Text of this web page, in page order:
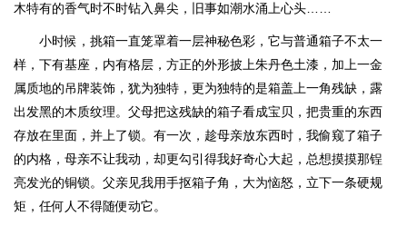
木特有的香气时不时钻入鼻尖，旧事如潮水涌上心头……
小时候，挑箱一直笼罩着一层神秘色彩，它与普通箱子不太一
样，下有基座，内有格层，方正的外形披上朱丹色土漆，加上一金
属质地的吊牌装饰，犹为独特，更为独特的是箱盖上一角残缺，露
出发黑的木质纹理。父母把这残缺的箱子看成宝贝，把贵重的东西
存放在里面，并上了锁。有一次，趁母亲放东西时，我偷窥了箱子
的内格，母亲不让我动，却更勾引得我好奇心大起，总想摸摸那锃
亮发光的铜锁。父亲见我用手抠箱子角，大为恼怒，立下一条硬规
矩，任何人不得随便动它。